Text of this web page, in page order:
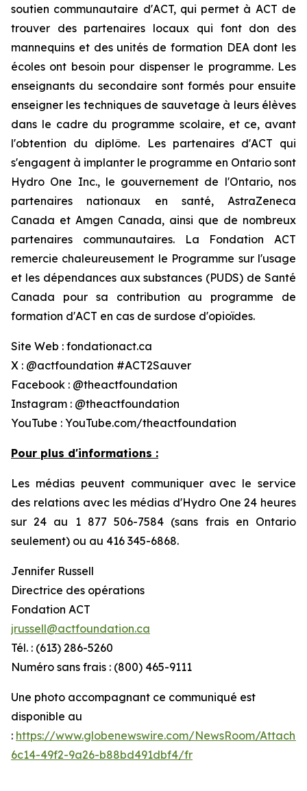
soutien communautaire d'ACT, qui permet à ACT de
trouver des partenaires locaux qui font don des
mannequins et des unités de formation DEA dont les
écoles ont besoin pour dispenser le programme. Les
enseignants du secondaire sont formés pour ensuite
enseigner les techniques de sauvetage à leurs élèves
dans le cadre du programme scolaire, et ce, avant
l'obtention du diplôme. Les partenaires d'ACT qui
s'engagent à implanter le programme en Ontario sont
Hydro One Inc., le gouvernement de l'Ontario, nos
partenaires nationaux en santé, AstraZeneca
Canada et Amgen Canada, ainsi que de nombreux
partenaires communautaires. La Fondation ACT
remercie chaleureusement le Programme sur l'usage
et les dépendances aux substances (PUDS) de Santé
Canada pour sa contribution au programme de
formation d'ACT en cas de surdose d'opioïdes.
Site Web : fondationact.ca
X : @actfoundation #ACT2Sauver
Facebook : @theactfoundation
Instagram : @theactfoundation
YouTube : YouTube.com/theactfoundation
Pour plus d'informations :
Les médias peuvent communiquer avec le service
des relations avec les médias d'Hydro One 24 heures
sur 24 au 1 877 506-7584 (sans frais en Ontario
seulement) ou au 416 345-6868.
Jennifer Russell
Directrice des opérations
Fondation ACT
jrussell@actfoundation.ca
Tél. : (613) 286-5260
Numéro sans frais : (800) 465-9111
Une photo accompagnant ce communiqué est
disponible au
: https://www.globenewswire.com/NewsRoom/
6c14-49f2-9a26-b88bd491dbf4/fr